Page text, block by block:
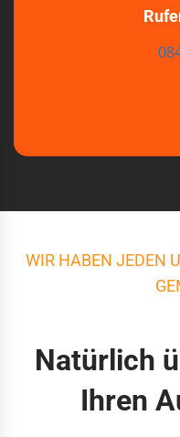
WIR HABEN JEDEN
Natürlich
Ihren